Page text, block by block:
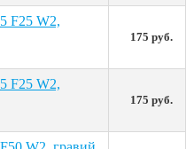
F25 W2,
175 руб.
F25 W2,
175 руб.